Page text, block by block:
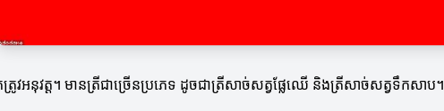
រូវអនុវត្ត។ មានត្រីជាច្រើនប្រភេទ ដូចជាត្រីសាច់សត្វផ្លែឈើ និងត្រីសាច់សត្វទឹក